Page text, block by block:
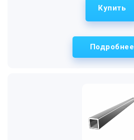
Подробнее
Купить